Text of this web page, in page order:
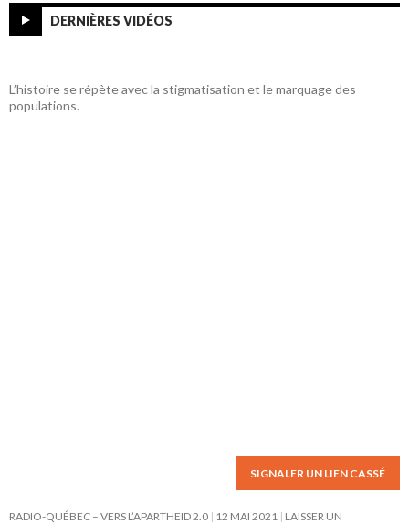
DERNIÈRES VIDÉOS
L’histoire se répète avec la stigmatisation et le marquage des
populations.
SIGNALER UN LIEN CASSÉ
RADIO-QUÉBEC – VERS L’APARTHEID 2.0 12 MAI 2021 LAISSER UN